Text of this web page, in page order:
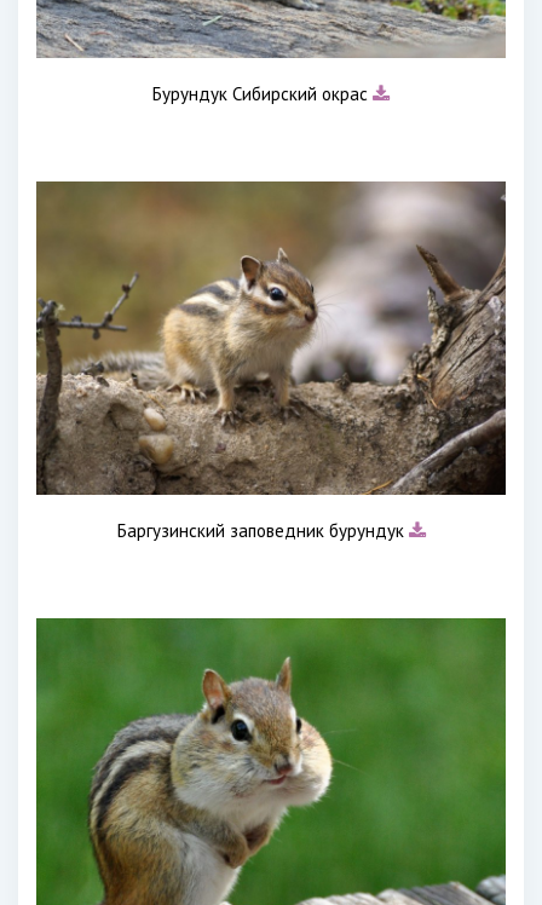
Бурундук Сибирский окрас
Баргузинский заповедник бурундук